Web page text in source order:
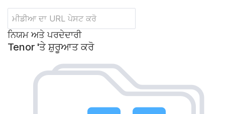
ਨਿਯਮ ਅਤੇ ਪਰਦੇਦਾਰੀ
Tenor 'ਤੇ ਸ਼ੁਰੂਆਤ ਕਰੋ